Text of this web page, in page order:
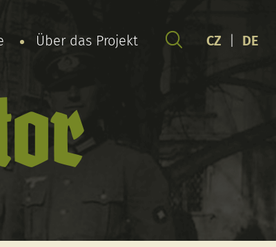
Über das Projekt CZ DE